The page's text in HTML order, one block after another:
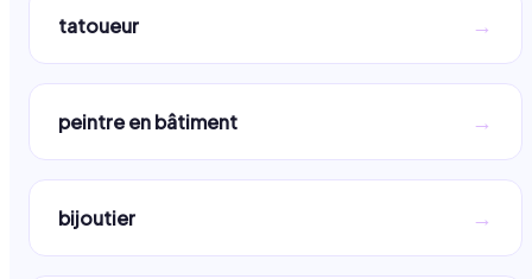
tatoueur →
peintre en bâtiment →
bijoutier →